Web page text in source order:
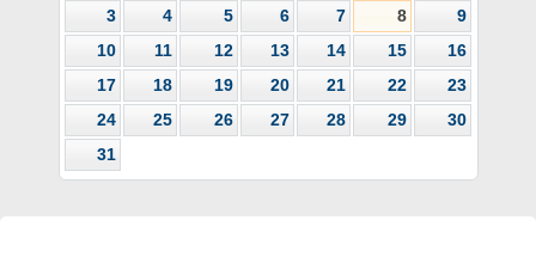
3
4 5 6 7 8
9
10
11 12 13 14 15
16
17
18 19 20 21 22
23
24
25 26 27 28 29
30
31